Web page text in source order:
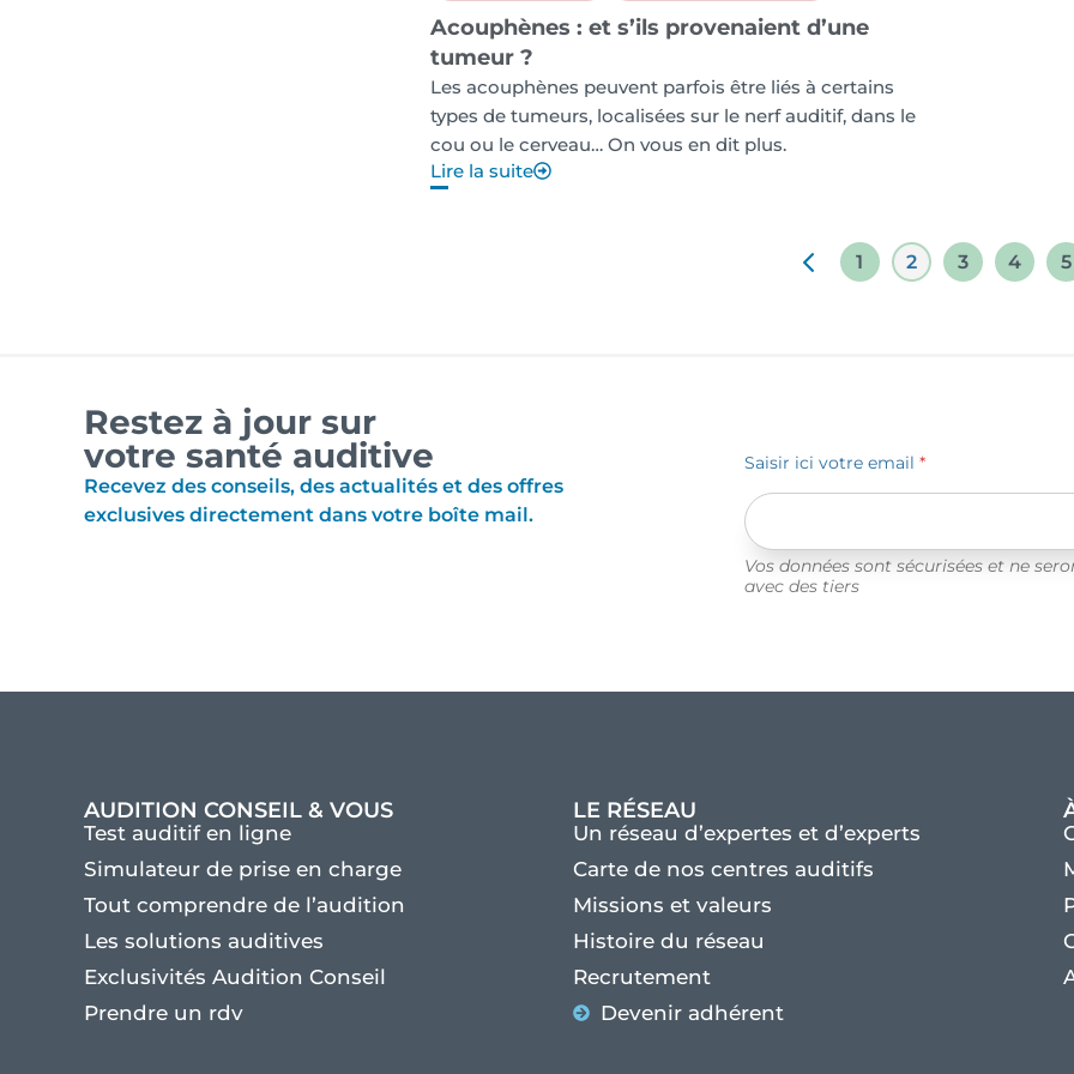
Acouphènes : et s’ils provenaient d’une
tumeur ?
Les acouphènes peuvent parfois être liés à certains
types de tumeurs, localisées sur le nerf auditif, dans le
cou ou le cerveau… On vous en dit plus.
Lire la suite
1 2 3 4 5
Restez à jour sur
votre santé auditive
Recevez des conseils, des actualités et des offres
exclusives directement dans votre boîte mail.
Saisir ici votre email *
Vos données sont sécurisées et ne
avec des tiers
AUDITION CONSEIL & VOUS
Test auditif en ligne
Simulateur de prise en charge
Tout comprendre de l’audition
Les solutions auditives
Exclusivités Audition Conseil
Prendre un rdv
LE RÉSEAU
Un réseau d’expertes et d’experts
Carte de nos centres auditifs
Missions et valeurs
Histoire du réseau
Recrutement
Devenir adhérent